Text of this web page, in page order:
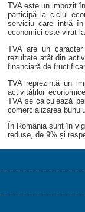
TVA este un impozit
participă la ciclul
serviciu care intră
economici este virat
TVA are un caracter
rezultate atât din
financiară de
TVA reprezintă un
activităților
TVA se calculează
comercializarea
În România sunt în
reduse, de 9% și